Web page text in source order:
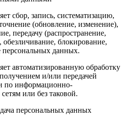
сбор, запись, систематизацию,
(обновление, изменение),
передачу (распространение,
обезличивание, блокирование,
данных.
автоматизированную обработку
и/или передачей
по информационно-
или без таковой.
персональных данных